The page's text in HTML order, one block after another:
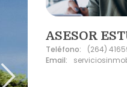
ASESOR
Teléfono:
(264)
Email: